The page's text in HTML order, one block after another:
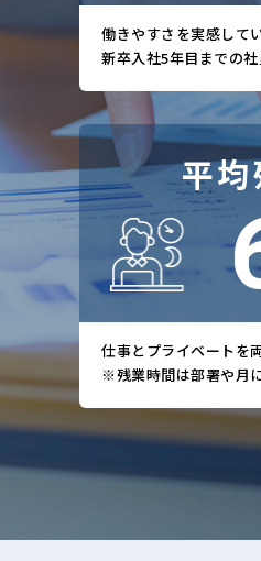
働きやすさを実感して
新卒入社5年目までの社
平
仕事とプライベートを
※残業時間は部署や月